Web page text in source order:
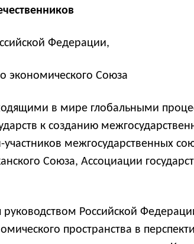
Федерации,
экономического Союза
в мире глобальными
к созданию
межгосударственных
Союза, Ассоциации
Российской
пространства в